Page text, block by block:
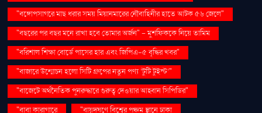
"বঙ্গোপসাগরে মাছ ধরার সময় মিয়ানমারের নৌবাহিনীর হাতে আটক ৫৬ জেলে"
"বছরের পর বছর মনে রাখা হবে তোমার অর্জন" – মুশফিককে নিয়ে তামিম
"বরিশাল শিক্ষা বোর্ডে পাসের হার এবং জিপিএ-৫ বৃদ্ধির খবর"
"বাজারে উন্মোচন হলো সিটি গ্রুপের নতুন পণ্য ‘টুটি টুইস্ট’"
"বাজেটে অর্থনৈতিক পুনরুদ্ধারে গুরুত্ব দেওয়ার আহ্বান সিপিডির"
"বাবা কারাগারে
"বায়ুদূষণে বিশ্বের পঞ্চম স্থানে ঢাকা